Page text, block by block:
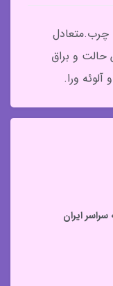
چرب.متعادل
و براق
ورا.
ایران